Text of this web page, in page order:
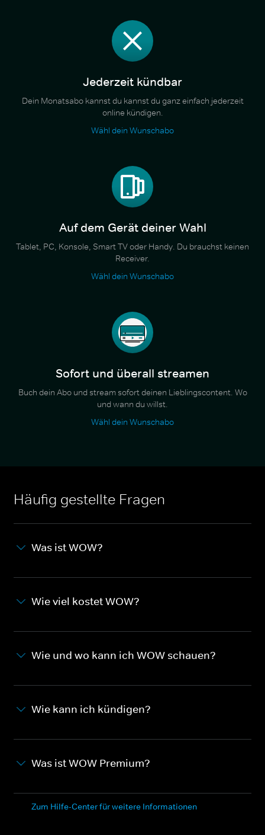
Jederzeit kündbar
Dein Monatsabo kannst du kannst du ganz einfach jederzeit
online kündigen.
Wähl dein Wunschabo
Auf dem Gerät deiner Wahl
Tablet, PC, Konsole, Smart TV oder Handy. Du brauchst keinen
Receiver.
Wähl dein Wunschabo
Sofort und überall streamen
Buch dein Abo und stream sofort deinen Lieblingscontent. Wo
und wann du willst.
Wähl dein Wunschabo
Häufig gestellte Fragen
Was ist WOW?
Wie viel kostet WOW?
Wie und wo kann ich WOW schauen?
Wie kann ich kündigen?
Was ist WOW Premium?
Zum Hilfe-Center für weitere Informationen